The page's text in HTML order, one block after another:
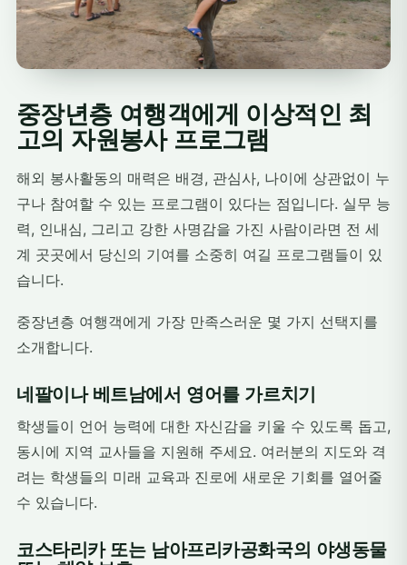
중장년층 여행객에게 이상적인 최
고의 자원봉사 프로그램
해외 봉사활동의 매력은 배경, 관심사, 나이에 상관없이 누
구나 참여할 수 있는 프로그램이 있다는 점입니다. 실무 능
력, 인내심, 그리고 강한 사명감을 가진 사람이라면 전 세
계 곳곳에서 당신의 기여를 소중히 여길 프로그램들이 있
습니다.
중장년층 여행객에게 가장 만족스러운 몇 가지 선택지를
소개합니다.
네팔이나 베트남에서 영어를 가르치기
학생들이 언어 능력에 대한 자신감을 키울 수 있도록 돕고,
동시에 지역 교사들을 지원해 주세요. 여러분의 지도와 격
려는 학생들의 미래 교육과 진로에 새로운 기회를 열어줄
수 있습니다.
코스타리카 또는 남아프리카공화국의 야생동물